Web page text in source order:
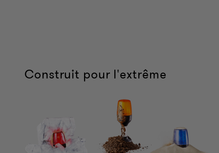
Construit pour l'extrême